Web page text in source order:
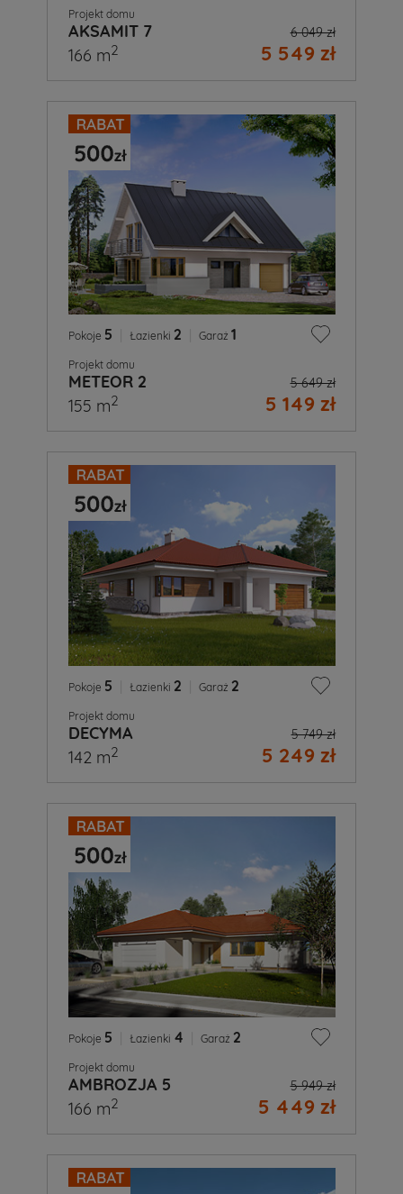
Projekt domu
AKSAMIT 7 6 049 zł
5 549 zł
166 m2
Pokoje 5 Łazienki 2 Garaż 1
Projekt domu
METEOR 2 5 649 zł
5 149 zł
155 m2
Pokoje 5 Łazienki 2 Garaż 2
Projekt domu
DECYMA 5 749 zł
5 249 zł
142 m2
Pokoje 5 Łazienki 4 Garaż 2
Projekt domu
AMBROZJA 5 5 949 zł
5 449 zł
166 m2